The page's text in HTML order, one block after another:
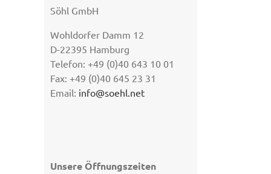
Söhl GmbH
Wohldorfer Damm 12
D-22395 Hamburg
Telefon: +49 (0)40 643 10 01
Fax: +49 (0)40 645 23 31
Email: info@soehl.net
Unsere Öffnungszeiten